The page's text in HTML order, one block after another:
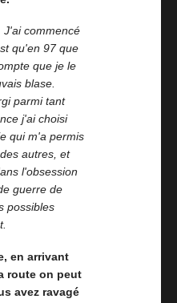
J'ai commencé
qu'en 97 que
que je le
blase.
parmi tant
j'ai choisi
qui m'a permis
autres, et
l'obsession
guerre de
possibles
en arrivant
route on peut
avez ravagé